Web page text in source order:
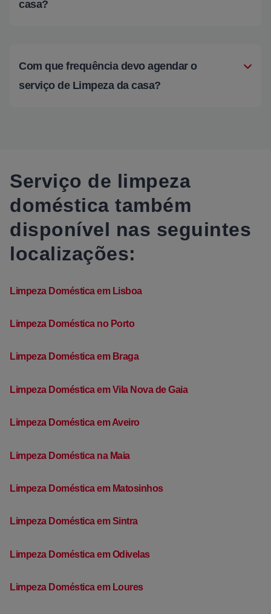
casa?
Com que frequência devo agendar o
serviço de Limpeza da casa?
Serviço de limpeza
doméstica também
disponível nas seguintes
localizações:
Limpeza Doméstica em Lisboa
Limpeza Doméstica no Porto
Limpeza Doméstica em Braga
Limpeza Doméstica em Vila Nova de Gaia
Limpeza Doméstica em Aveiro
Limpeza Doméstica na Maia
Limpeza Doméstica em Matosinhos
Limpeza Doméstica em Sintra
Limpeza Doméstica em Odivelas
Limpeza Doméstica em Loures